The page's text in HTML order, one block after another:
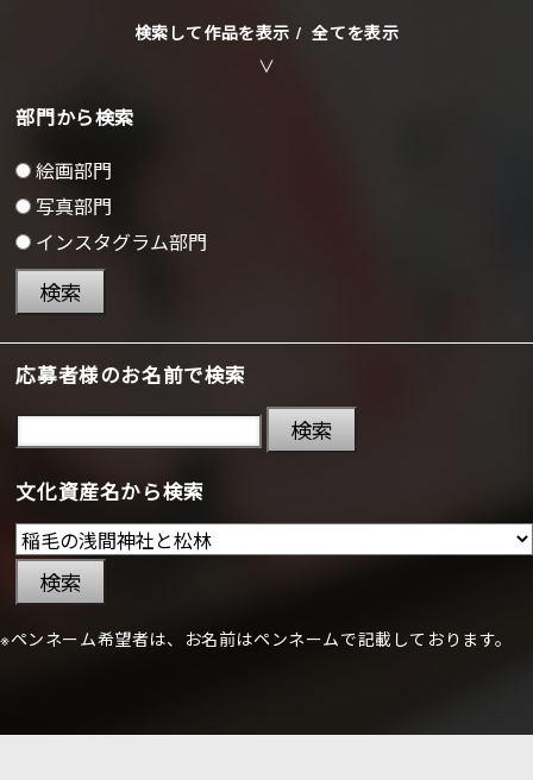
検索して作品を表示 / 全てを表示
部門から検索
絵画部門
写真部門
インスタグラム部門
検索
応募者様のお名前で検索
検索
文化資産名から検索
検索
※ペンネーム希望者は、お名前はペンネームで記載しております。